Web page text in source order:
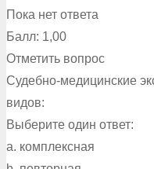
Пока нет ответа
Балл: 1,00
Отметить вопрос
Судебно-медицинские
видов:
Выберите один ответ:
a. комплексная